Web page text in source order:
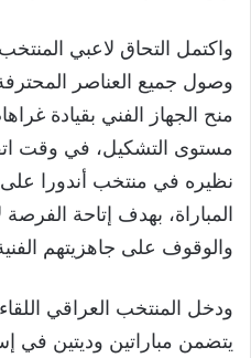
واكتمل التحاق لاعبي
وصول جميع العناصر
منح الجهاز الفني بقيادة
مستوى التشكيل، في وقت
المباراة، بهدف إتاحة
والوقوف على جاهزيتهم الفنية
ودخل المنتخب العراقي
يتضمن مباراتين وديتين في